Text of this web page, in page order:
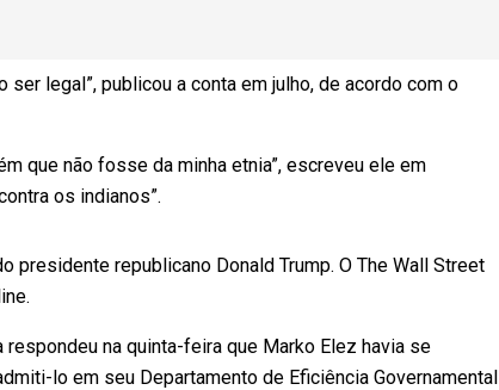
legal”, publicou a conta em julho, de acordo com o
que não fosse da minha etnia”, escreveu ele em
os indianos”.
republicano Donald Trump. O The Wall Street
na quinta-feira que Marko Elez havia se
lo em seu Departamento de Eficiência Governamental